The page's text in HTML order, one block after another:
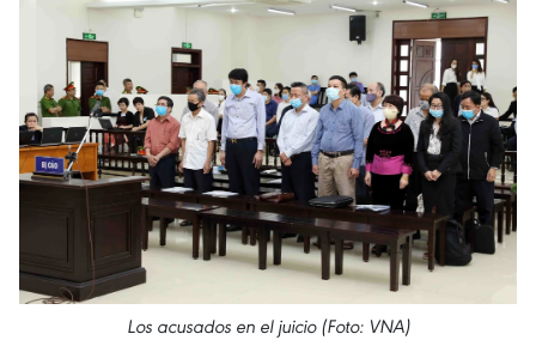
Los acusados en el juicio (Foto: VNA)